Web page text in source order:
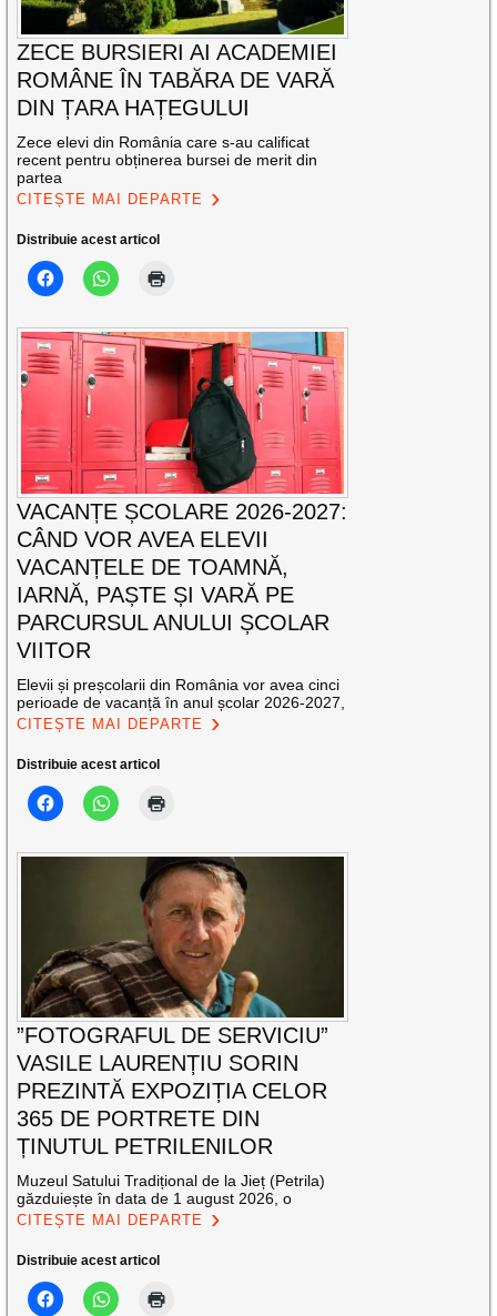
ZECE BURSIERI AI ACADEMIEI
ROMÂNE ÎN TABĂRA DE VARĂ
DIN ȚARA HAȚEGULUI
Zece elevi din România care s-au calificat
recent pentru obținerea bursei de merit din
partea
CITEȘTE MAI DEPARTE
Distribuie acest articol
VACANȚE ȘCOLARE 2026-2027:
CÂND VOR AVEA ELEVII
VACANȚELE DE TOAMNĂ,
IARNĂ, PAȘTE ȘI VARĂ PE
PARCURSUL ANULUI ȘCOLAR
VIITOR
Elevii și preșcolarii din România vor avea cinci
perioade de vacanță în anul școlar 2026-2027,
CITEȘTE MAI DEPARTE
Distribuie acest articol
”FOTOGRAFUL DE SERVICIU”
VASILE LAURENȚIU SORIN
PREZINTĂ EXPOZIȚIA CELOR
365 DE PORTRETE DIN
ȚINUTUL PETRILENILOR
Muzeul Satului Tradițional de la Jieț (Petrila)
găzduiește în data de 1 august 2026, o
CITEȘTE MAI DEPARTE
Distribuie acest articol